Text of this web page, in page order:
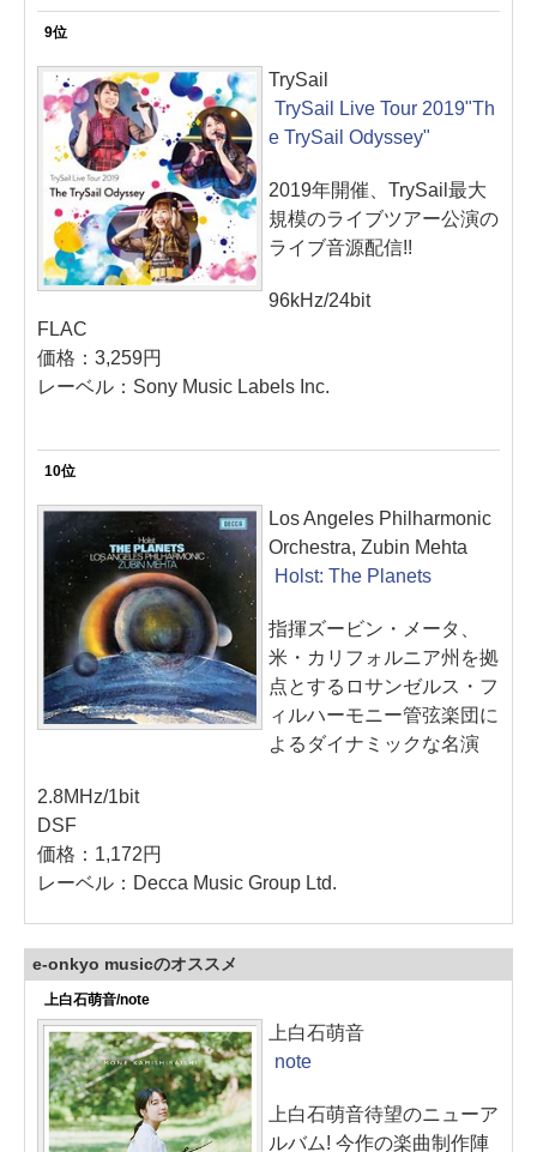
9位
TrySail
TrySail Live Tour 2019"Th
e TrySail Odyssey"
2019年開催、TrySail最大
規模のライブツアー公演の
ライブ音源配信!!
96kHz/24bit
FLAC
価格：3,259円
レーベル：Sony Music Labels Inc.
10位
Los Angeles Philharmonic
Orchestra, Zubin Mehta
Holst: The Planets
指揮ズービン・メータ、
米・カリフォルニア州を拠
点とするロサンゼルス・フ
ィルハーモニー管弦楽団に
よるダイナミックな名演
2.8MHz/1bit
DSF
価格：1,172円
レーベル：Decca Music Group Ltd.
e-onkyo musicのオススメ
上白石萌音/note
上白石萌音
note
上白石萌音待望のニューア
ルバム! 今作の楽曲制作陣